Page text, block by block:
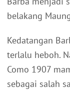
belakang
Kedatangan
terlalu heboh.
Como 1907
sebagai salah